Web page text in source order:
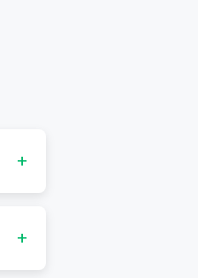
+
+